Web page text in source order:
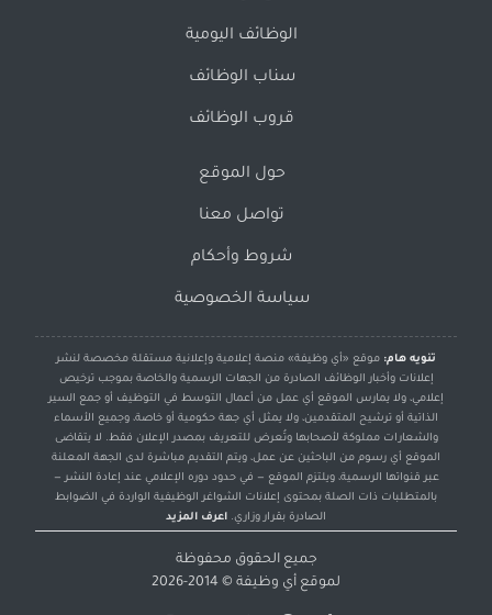
الوظائف اليومية
سناب الوظائف
قروب الوظائف
حول الموقع
تواصل معنا
شروط وأحكام
سياسة الخصوصية
تنويه هام: موقع «أي وظيفة» منصة إعلامية وإعلانية مستقلة مخصصة لنشر
إعلانات وأخبار الوظائف الصادرة من الجهات الرسمية والخاصة بموجب ترخيص
إعلامي، ولا يمارس الموقع أي عمل من أعمال التوسط في التوظيف أو جمع السير
الذاتية أو ترشيح المتقدمين، ولا يمثل أي جهة حكومية أو خاصة، وجميع الأسماء
والشعارات مملوكة لأصحابها وتُعرض للتعريف بمصدر الإعلان فقط. لا يتقاضى
الموقع أي رسوم من الباحثين عن عمل، ويتم التقديم مباشرة لدى الجهة المعلنة
عبر قنواتها الرسمية، ويلتزم الموقع — في حدود دوره الإعلامي عند إعادة النشر —
بالمتطلبات ذات الصلة بمحتوى إعلانات الشواغر الوظيفية الواردة في الضوابط
الصادرة بقرار وزاري. اعرف المزيد
جميع الحقوق محفوظة
لموقع أي وظيفة © 2014-2026